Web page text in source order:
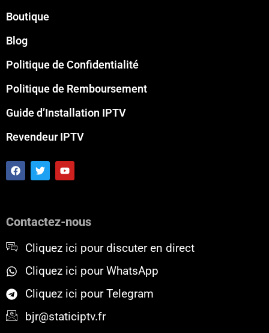
Boutique
Blog
Politique de Confidentialité
Politique de Remboursement
Guide d’Installation IPTV
Revendeur IPTV
F
a
o
T
w
r
Y
o
e
Contactez-nous
Cliquez ici pour discuter en direct
Cliquez ici pour WhatsApp
Cliquez ici pour Telegram
bjr@staticiptv.fr